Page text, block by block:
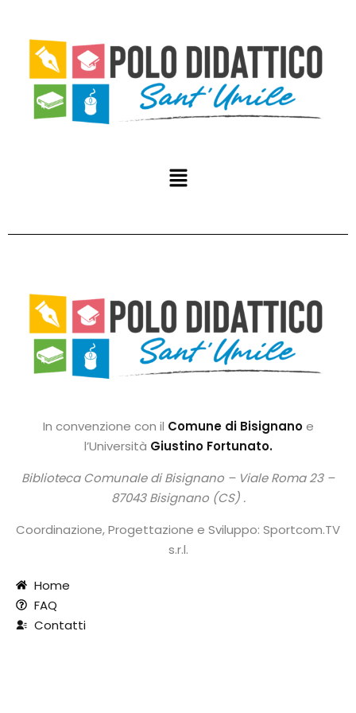
In convenzione con il Comune di Bisignanoe
l’Università Giustino Fortunato.
Biblioteca Comunale di Bisignano – Viale Roma 23 –
87043 Bisignano (CS) .
Coordinazione, Progettazione e Sviluppo: Sportcom.TV
s.r.l.
Home
FAQ
Contatti